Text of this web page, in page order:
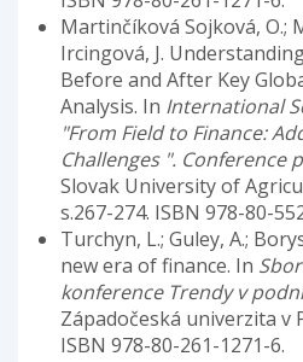
Martinčíková Sojková, O.;
Ircingová, J.
Before and After Key
Analysis. In International
"From Field to Finance:
Challenges ". Conference
Slovak University of
s.267-274. ISBN 978-80-
Turchyn, L.; Guley, A.;
new era of finance. In
konference Trendy v
Západočeská univerzita v
ISBN 978-80-261-1271-6.